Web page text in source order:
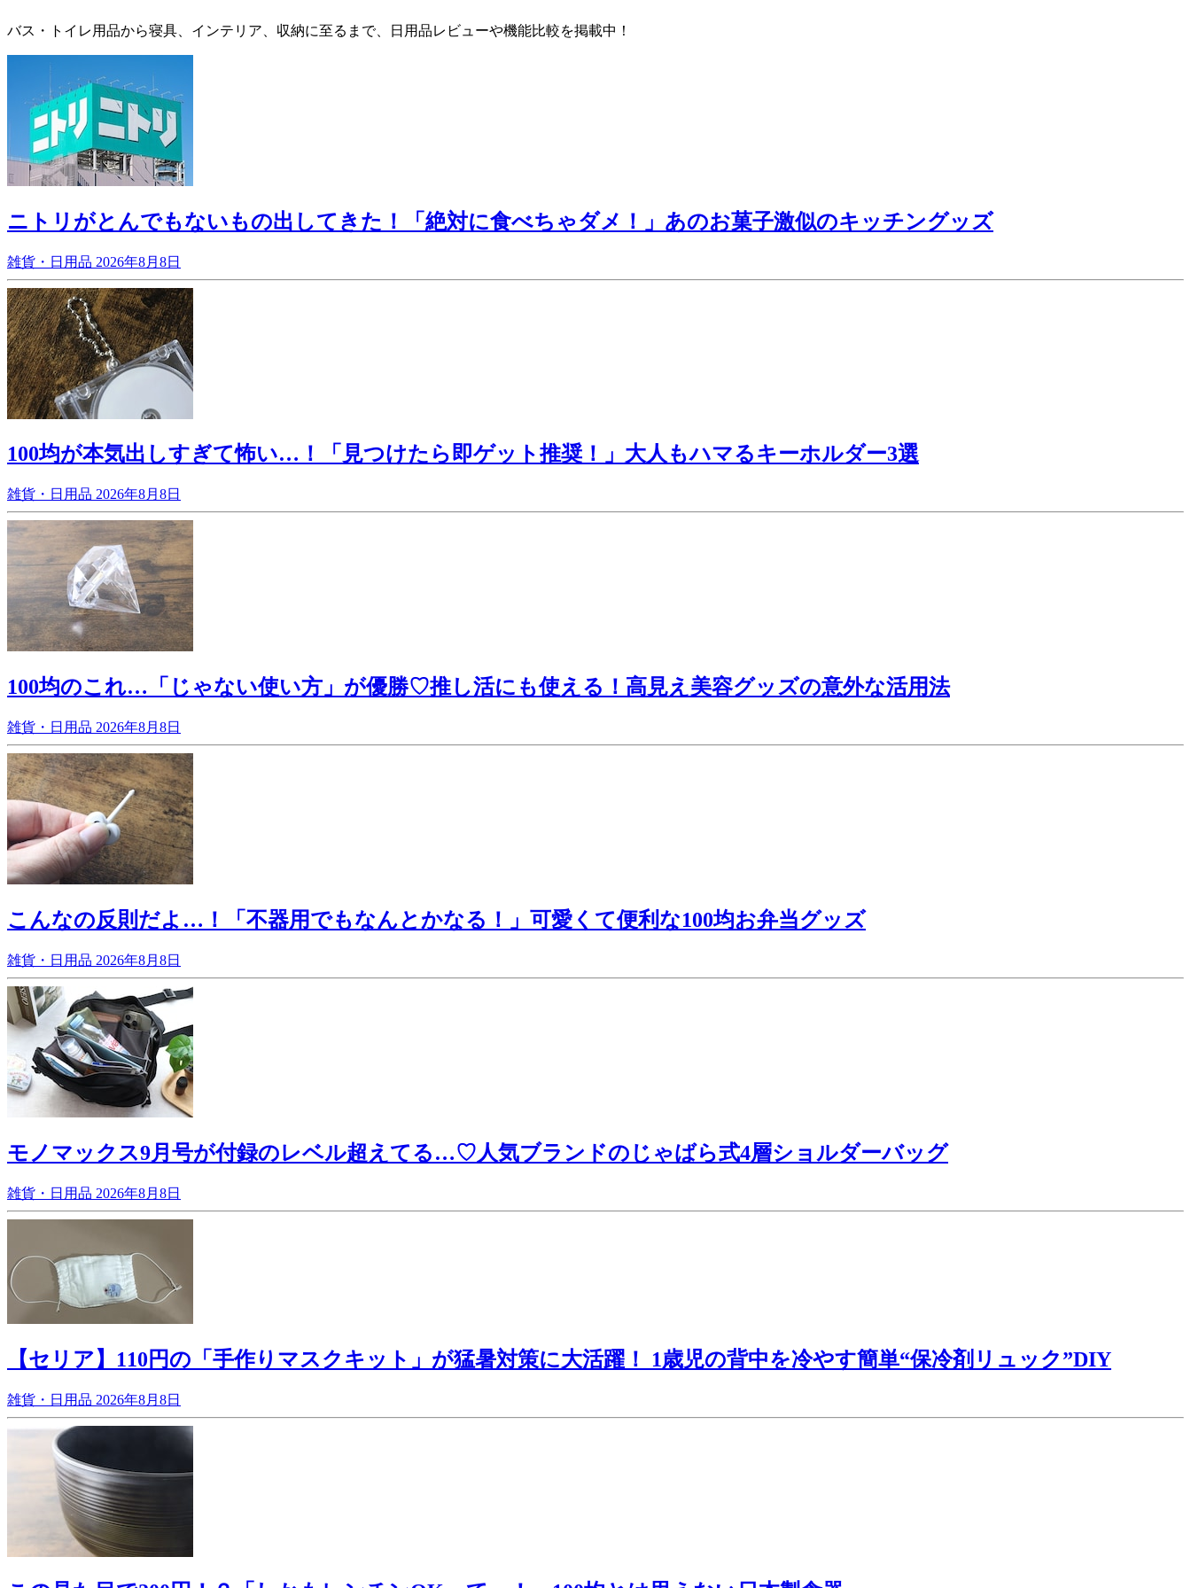
バス・トイレ用品から寝具、インテリア、収納に至るまで、日用品レビューや機能比較を掲載中！
ニトリがとんでもないもの出してきた！「絶対に食べちゃダメ！」あのお菓子激似のキッチングッズ
雑貨・日用品 2026年8月8日
100均が本気出しすぎて怖い…！「見つけたら即ゲット推奨！」大人もハマるキーホルダー3選
雑貨・日用品 2026年8月8日
100均のこれ…「じゃない使い方」が優勝♡推し活にも使える！高見え美容グッズの意外な活用法
雑貨・日用品 2026年8月8日
こんなの反則だよ…！「不器用でもなんとかなる！」可愛くて便利な100均お弁当グッズ
雑貨・日用品 2026年8月8日
モノマックス9月号が付録のレベル超えてる…♡人気ブランドのじゃばら式4層ショルダーバッグ
雑貨・日用品 2026年8月8日
【セリア】110円の「手作りマスクキット」が猛暑対策に大活躍！ 1歳児の背中を冷やす簡単“保冷剤リュック”DIY
雑貨・日用品 2026年8月8日